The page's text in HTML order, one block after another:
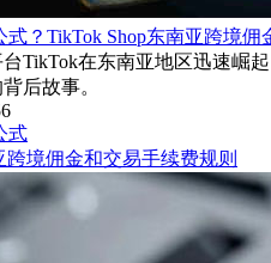
？TikTok Shop东南亚跨境佣
TikTok在东南亚地区迅速崛
后故事。
式
跨境佣金和交易手续费规则